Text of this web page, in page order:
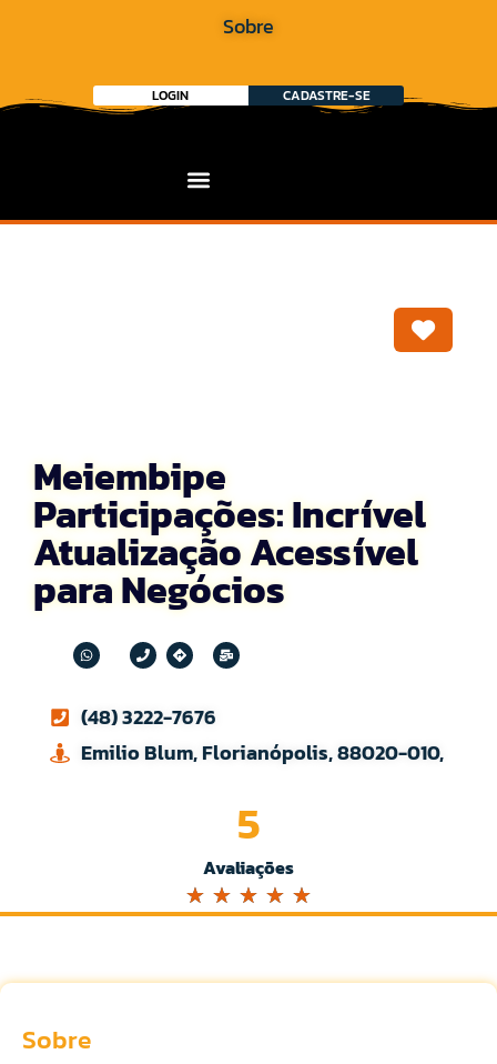
Sobre
LOGIN CADASTRE-SE
Meiembipe
Participações: Incrível
Atualização Acessível
para Negócios
(48) 3222-7676
Emilio Blum, Florianópolis, 88020-010,
Avaliações
5
☆ ☆ ☆ ☆ ☆
Sobre